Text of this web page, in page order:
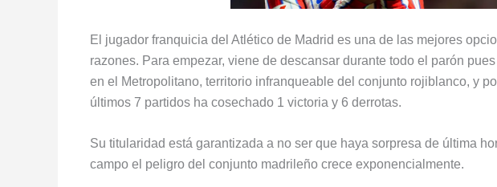
El jugador franquicia del Atlético de Madrid es una de las mejores
razones. Para empezar, viene de descansar durante todo el parón
en el Metropolitano, territorio infranqueable del conjunto rojiblanco, y
últimos 7 partidos ha cosechado 1 victoria y 6 derrotas.
Su titularidad está garantizada a no ser que haya sorpresa de última
campo el peligro del conjunto madrileño crece exponencialmente.